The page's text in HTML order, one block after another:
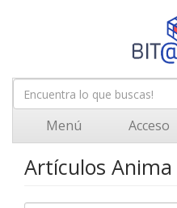
Menú Acceso
Artículos Anima